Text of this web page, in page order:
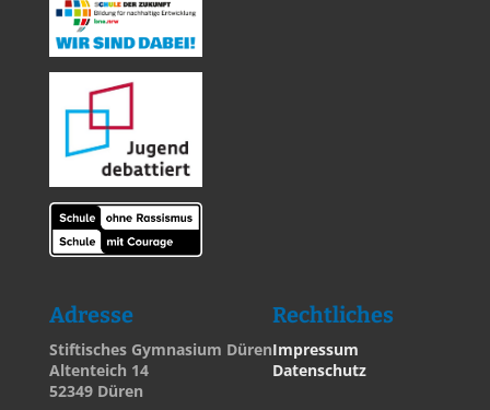
Adresse
Stiftisches Gymnasium Düren
Altenteich 14
52349 Düren
Rechtliches
Impressum
Datenschutz